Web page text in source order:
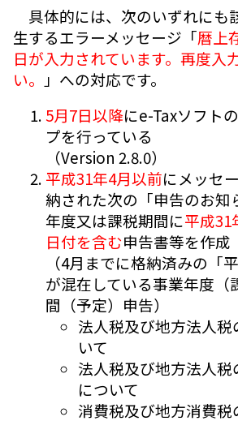
具体的には、次のいずれにも
生するエラーメッセージ「暦上
日が入力されています。再度入
い。
」への対応です。
5月7日以降にe-Taxソフト
プを行っている
（Version 2.8.0）
平成31年4月以前にメッセ
納された次の「申告のお知
年度又は課税期間に平成31
日付を含む申告書等を作成
（4月までに格納済みの「
が混在している事業年度（
間（予定）申告）
法人税及び地方法人税
いて
法人税及び地方法人
について
消費税及び地方消費税